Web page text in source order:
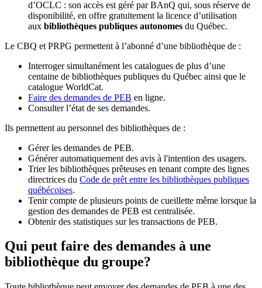
d’OCLC : son accès est géré par BAnQ qui, sous réserve de
disponibilité, en offre gratuitement la licence d’utilisation
aux bibliothèques publiques autonomes du Québec.
Le CBQ et PRPG permettent à l’abonné d’une bibliothèque de :
Interroger simultanément les catalogues de plus d’une
centaine de bibliothèques publiques du Québec ainsi que le
catalogue WorldCat.
Faire des demandes de PEB en ligne.
Consulter l’état de ses demandes.
Ils permettent au personnel des bibliothèques de :
Gérer les demandes de PEB.
Générer automatiquement des avis à l'intention des usagers.
Trier les bibliothèques prêteuses en tenant compte des lignes
directrices du Code de prêt entre les bibliothèques publiques
québécoises.
Tenir compte de plusieurs points de cueillette même lorsque la
gestion des demandes de PEB est centralisée.
Obtenir des statistiques sur les transactions de PEB.
Qui peut faire des demandes à une
bibliothèque du groupe?